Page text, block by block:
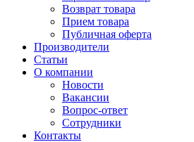
Возврат товара
Прием товара
Публичная оферта
Производители
Статьи
О компании
Новости
Вакансии
Вопрос-ответ
Сотрудники
Контакты